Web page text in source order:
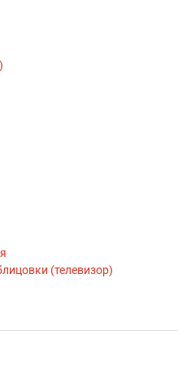
(телевизор)